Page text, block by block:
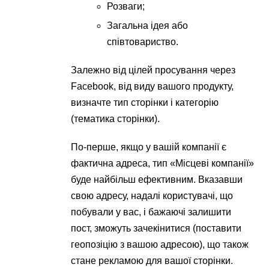
Розваги;
Загальна ідея або
співтовариство.
Залежно від цілей просування через
Facebook, від виду вашого продукту,
визначте тип сторінки і категорію
(тематика сторінки).
По-перше, якщо у вашій компанії є
фактична адреса, тип «Місцеві компанії»
буде найбільш ефективним. Вказавши
свою адресу, надалі користувачі, що
побували у вас, і бажаючі залишити
пост, зможуть зачекінитися (поставити
геопозіцію з вашою адресою), що також
стане рекламою для вашої сторінки.